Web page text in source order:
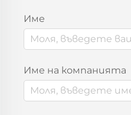
Име
Име на компанията